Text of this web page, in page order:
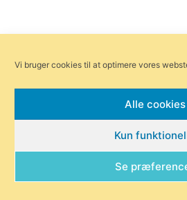
Vi bruger cookies til at optimere vores
Alle cookies
Kun
Se